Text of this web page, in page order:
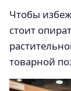
Чтобы
стоит
товарной